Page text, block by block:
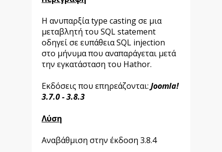
Η ανυπαρξία type casting σε μια
μεταβλητή του SQL statement
οδηγεί σε ευπάθεια SQL injection
στο μήνυμα που αναπαράγεται μετά
την εγκατάσταση του Hathor.
Εκδόσεις που επηρεάζονται: Joomla!
3.7.0 - 3.8.3
Λύση
Αναβάθμιση στην έκδοση 3.8.4